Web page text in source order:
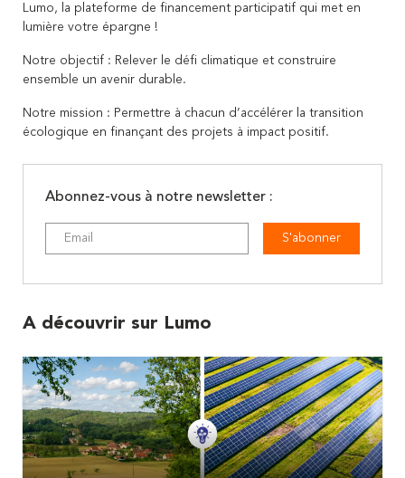
Lumo, la plateforme de financement participatif qui met en
lumière votre épargne !
Notre objectif : Relever le défi climatique et construire
ensemble un avenir durable.
Notre mission : Permettre à chacun d’accélérer la transition
écologique en finançant des projets à impact positif.
Abonnez-vous à notre newsletter :
S'abonner
A découvrir sur Lumo